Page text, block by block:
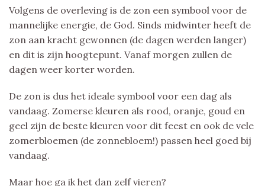
Volgens de overleving is de zon een symbool voor de
mannelijke energie, de God. Sinds midwinter heeft de
zon aan kracht gewonnen (de dagen werden langer)
en dit is zijn hoogtepunt. Vanaf morgen zullen de
dagen weer korter worden.
De zon is dus het ideale symbool voor een dag als
vandaag. Zomerse kleuren als rood, oranje, goud en
geel zijn de beste kleuren voor dit feest en ook de vele
zomerbloemen (de zonnebloem!) passen heel goed bij
vandaag.
Maar hoe ga ik het dan zelf vieren?